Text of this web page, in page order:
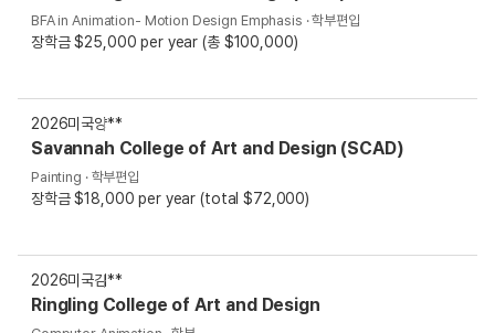
BFA in Animation- Motion Design Emphasis · 학부편입
장학금 $25,000 per year (총 $100,000)
2026미국양**
Savannah College of Art and Design (SCAD)
Painting · 학부편입
장학금 $18,000 per year (total $72,000)
2026미국김**
Ringling College of Art and Design